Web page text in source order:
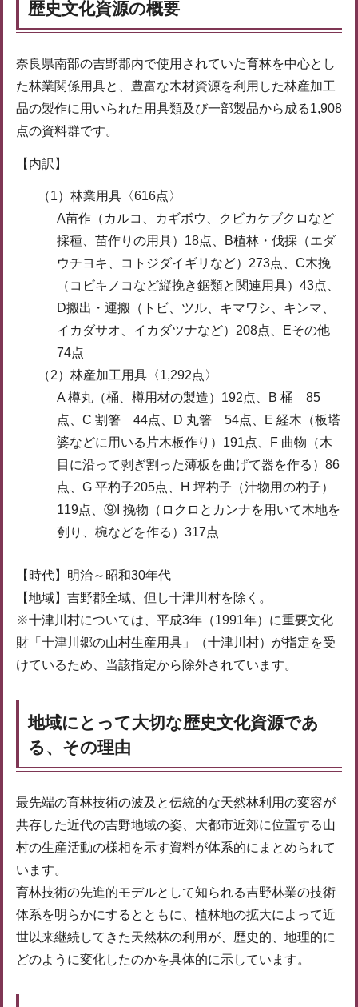
歴史文化資源の概要
奈良県南部の吉野郡内で使用されていた育林を中心とし
た林業関係用具と、豊富な木材資源を利用した林産加工
品の製作に用いられた用具類及び一部製品から成る1,908
点の資料群です。
【内訳】
（1）林業用具〈616点〉
A苗作（カルコ、カギボウ、クビカケブクロなど
採種、苗作りの用具）18点、B植林・伐採（エダ
ウチヨキ、コトジダイギリなど）273点、C木挽
（コビキノコなど縦挽き鋸類と関連用具）43点、
D搬出・運搬（トビ、ツル、キマワシ、キンマ、
イカダサオ、イカダツナなど）208点、Eその他
74点
（2）林産加工用具〈1,292点〉
A 樽丸（桶、樽用材の製造）192点、B 桶 85
点、C 割箸 44点、D 丸箸 54点、E 経木（板塔
婆などに用いる片木板作り）191点、F 曲物（木
目に沿って剥ぎ割った薄板を曲げて器を作る）86
点、G 平杓子205点、H 坪杓子（汁物用の杓子）
119点、⑨I 挽物（ロクロとカンナを用いて木地を
刳り、椀などを作る）317点
【時代】明治～昭和30年代
【地域】吉野郡全域、但し十津川村を除く。
※十津川村については、平成3年（1991年）に重要文化
財「十津川郷の山村生産用具」（十津川村）が指定を受
けているため、当該指定から除外されています。
地域にとって大切な歴史文化資源であ
る、その理由
最先端の育林技術の波及と伝統的な天然林利用の変容が
共存した近代の吉野地域の姿、大都市近郊に位置する山
村の生産活動の様相を示す資料が体系的にまとめられて
います。
育林技術の先進的モデルとして知られる吉野林業の技術
体系を明らかにするとともに、植林地の拡大によって近
世以来継続してきた天然林の利用が、歴史的、地理的に
どのように変化したのかを具体的に示しています。